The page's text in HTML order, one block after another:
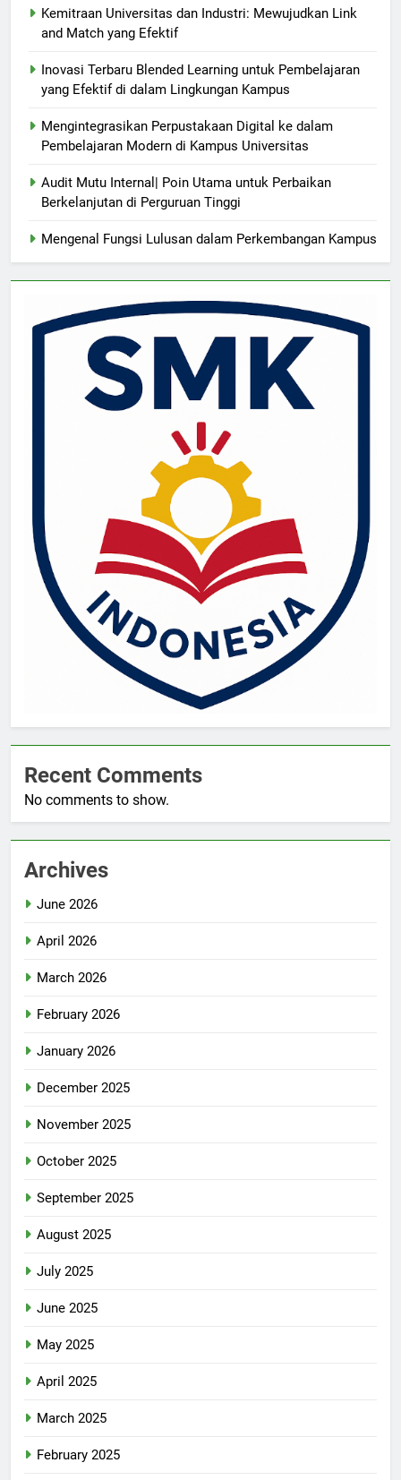
Kemitraan Universitas dan Industri: Mewujudkan Link
and Match yang Efektif
Inovasi Terbaru Blended Learning untuk Pembelajaran
yang Efektif di dalam Lingkungan Kampus
Mengintegrasikan Perpustakaan Digital ke dalam
Pembelajaran Modern di Kampus Universitas
Audit Mutu Internal| Poin Utama untuk Perbaikan
Berkelanjutan di Perguruan Tinggi
Mengenal Fungsi Lulusan dalam Perkembangan Kampus
Recent Comments
No comments to show.
Archives
June 2026
April 2026
March 2026
February 2026
January 2026
December 2025
November 2025
October 2025
September 2025
August 2025
July 2025
June 2025
May 2025
April 2025
March 2025
February 2025